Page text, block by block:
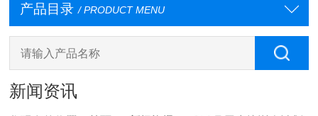
产品目录 / PRODUCT MENU
新闻资讯